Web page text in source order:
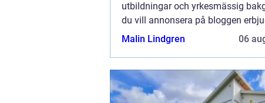
utbildningar och yrkesmässig
du vill annonsera på bloggen
flera möjligheter. Bannerannonser
Malin Lindgren 06